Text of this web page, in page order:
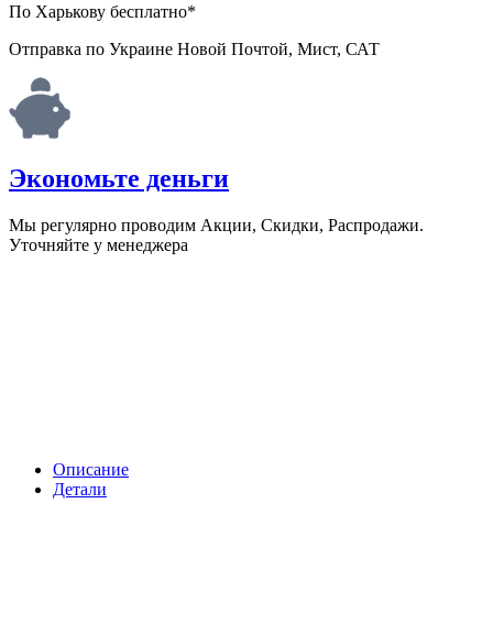
По Харькову бесплатно*
Отправка по Украине Новой Почтой, Мист, САТ
Экономьте деньги
Мы регулярно проводим Акции, Скидки, Распродажи.
Уточняйте у менеджера
Описание
Детали